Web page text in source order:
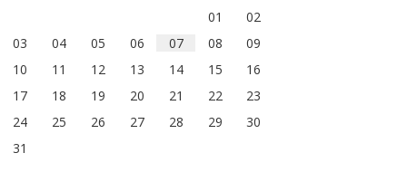
01
02
03
04 05 06 07 08
09
10
11 12 13 14 15
16
17
18 19 20 21 22
23
24
25 26 27 28 29
30
31